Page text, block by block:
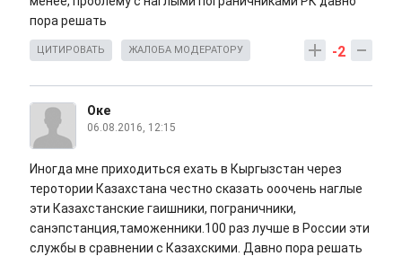
пора решать
-2
ЦИТИРОВАТЬ ЖАЛОБА МОДЕРАТОРУ
Оке
06.08.2016, 12:15
Иногда мне приходиться ехать в Кыргызстан через
теротории Казахстана честно сказать ооочень наглые
эти Казахстанские гаишники, пограничники,
санэпстанция,таможенники.100 раз лучше в России эти
службы в сравнении с Казахскими. Давно пора решать